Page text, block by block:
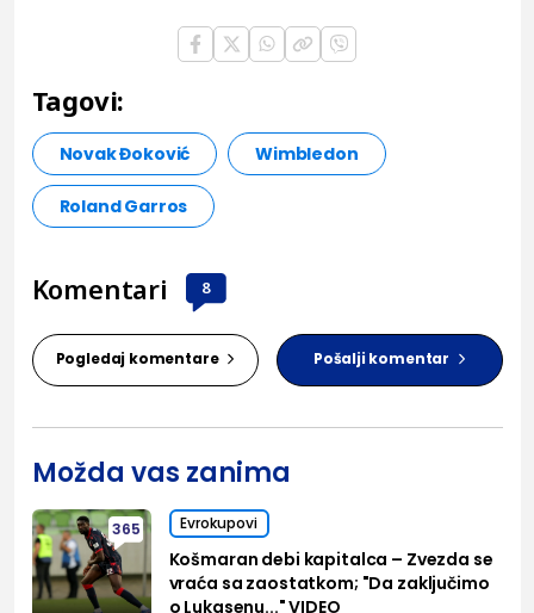
Tagovi:
Novak Đoković Wimbledon
Roland Garros
Komentari 8
Pogledaj komentare Pošalji komentar
Možda vas zanima
365 Evrokupovi
Košmaran debi kapitalca – Zvezda se
vraća sa zaostatkom; "Da zaključimo
o Lukasenu..." VIDEO